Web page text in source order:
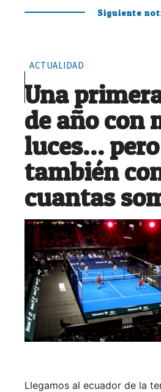
Siguiente
ACTUALIDAD
Una
de año con
luces… pero
también
cuantas
Llegamos al ecuador de la